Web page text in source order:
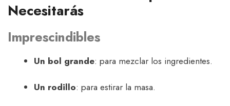
Necesitarás
Imprescindibles
Un bol grande: para mezclar los ingredientes.
Un rodillo: para estirar la masa.